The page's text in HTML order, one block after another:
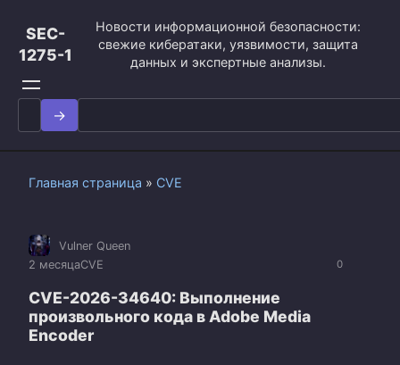
контенту
SEC-
1275-1
Новости информационной безопасности:
свежие кибератаки, уязвимости, защита
данных и экспертные анализы.
Search
for:
Главная страница » CVE
0
Vulner Queen
2 месяцаCVE
CVE-2026-34640: Выполнение
произвольного кода в Adobe Media
Encoder